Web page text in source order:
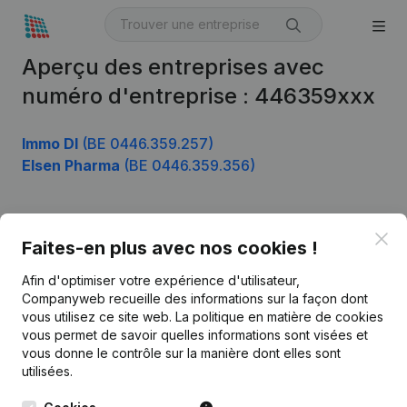
Aperçu des entreprises avec
numéro d'entreprise : 446359xxx
Immo Dl (BE 0446.359.257)
Elsen Pharma (BE 0446.359.356)
Faites-en plus avec nos cookies !
Afin d'optimiser votre expérience d'utilisateur,
Companyweb recueille des informations sur la façon dont
vous utilisez ce site web. La politique en matière de cookies
vous permet de savoir quelles informations sont visées et
vous donne le contrôle sur la manière dont elles sont
utilisées.
Français
Kantorenpark Everest
248D,
Monitoring
Recherche internationale